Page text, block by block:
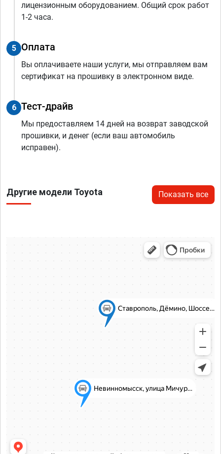
лицензионным оборудованием. Общий срок работ
1-2 часа.
5 Оплата
Вы оплачиваете наши услуги, мы отправляем вам
сертификат на прошивку в электронном виде.
6 Тест-драйв
Мы предоставляем 14 дней на возврат заводской
прошивки, и денег (если ваш автомобиль
исправен).
Другие модели Toyota Показать все